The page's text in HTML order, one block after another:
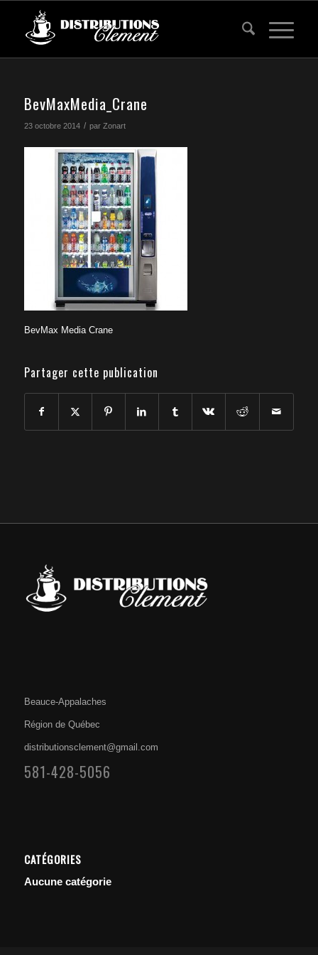
BevMaxMedia_Crane
23 octobre 2014 / par Zonart
BevMax Media Crane
Partager cette publication
Beauce-Appalaches
Région de Québec
distributionsclement@gmail.com
581-428-5056
CATÉGORIES
Aucune catégorie